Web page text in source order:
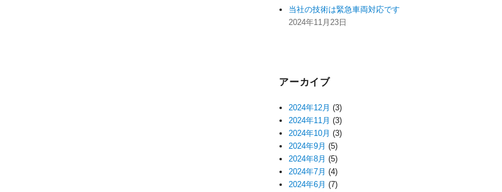
当社の技術は緊急車両対応です
2024年11月23日
アーカイブ
2024年12月 (3)
2024年11月 (3)
2024年10月 (3)
2024年9月 (5)
2024年8月 (5)
2024年7月 (4)
2024年6月 (7)